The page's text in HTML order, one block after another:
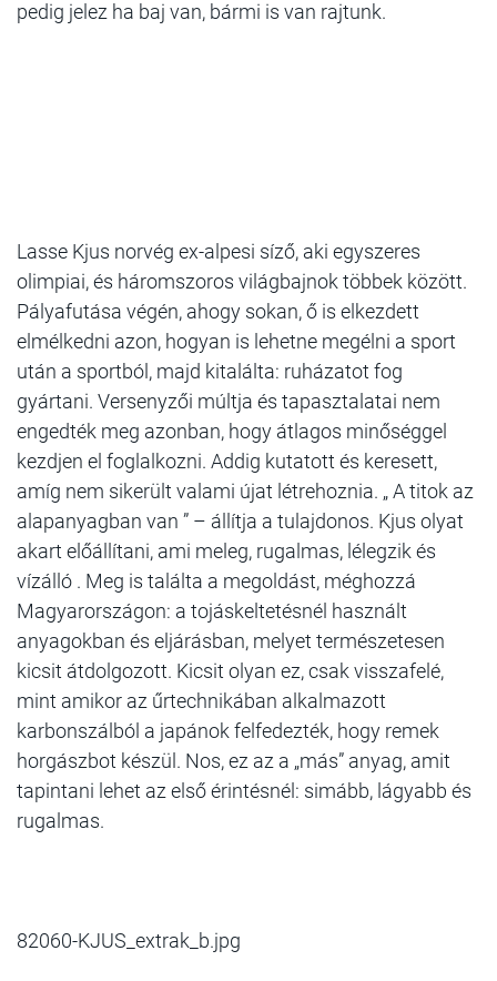
pedig jelez ha baj van, bármi is van rajtunk.
Lasse Kjus norvég ex-alpesi síző, aki egyszeres
olimpiai, és háromszoros világbajnok többek között.
Pályafutása végén, ahogy sokan, ő is elkezdett
elmélkedni azon, hogyan is lehetne megélni a sport
után a sportból, majd kitalálta: ruházatot fog
gyártani. Versenyzői múltja és tapasztalatai nem
engedték meg azonban, hogy átlagos minőséggel
kezdjen el foglalkozni. Addig kutatott és keresett,
amíg nem sikerült valami újat létrehoznia. „ A titok az
alapanyagban van ” – állítja a tulajdonos. Kjus olyat
akart előállítani, ami meleg, rugalmas, lélegzik és
vízálló . Meg is találta a megoldást, méghozzá
Magyarországon: a tojáskeltetésnél használt
anyagokban és eljárásban, melyet természetesen
kicsit átdolgozott. Kicsit olyan ez, csak visszafelé,
mint amikor az űrtechnikában alkalmazott
karbonszálból a japánok felfedezték, hogy remek
horgászbot készül. Nos, ez az a „más” anyag, amit
tapintani lehet az első érintésnél: simább, lágyabb és
rugalmas.
82060-KJUS_extrak_b.jpg